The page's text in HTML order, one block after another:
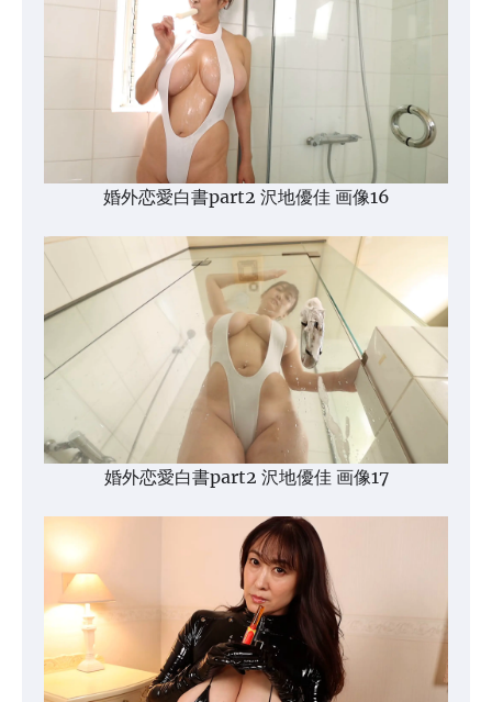
婚外恋愛白書part2 沢地優佳 画像16
婚外恋愛白書part2 沢地優佳 画像17